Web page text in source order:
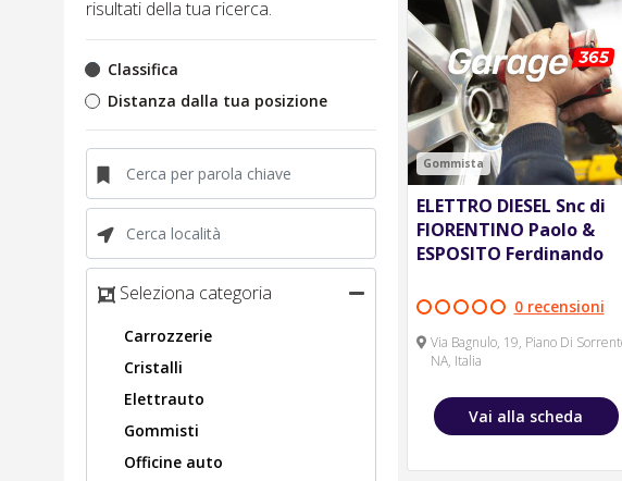
risultati della tua ricerca.
Classifica
Distanza dalla tua posizione
Seleziona categoria
Carrozzerie
Cristalli
Elettrauto
Gommisti
Officine auto
Gommista
ELETTRO DIESEL Snc di
FIORENTINO Paolo &
ESPOSITO Ferdinando
0 recensioni
Via Bagnulo, 19, Piano Di
NA, Italia
Vai alla scheda